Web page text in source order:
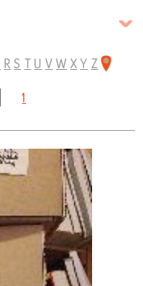
R S T U V W X Y Z
1